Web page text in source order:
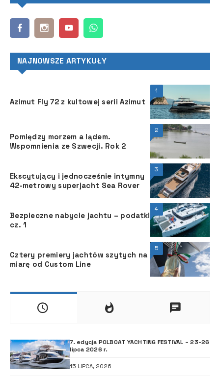
NAJNOWSZE ARTYKUŁY
1
Azimut Fly 72 z kultowej serii Azimut
2
Pomiędzy morzem a lądem.
Wspomnienia ze Szwecji. Rok 2
3
Ekscytujący i jednocześnie intymny
42-metrowy superjacht Sea Rover
4
Bezpieczne nabycie jachtu – podatki
cz. 1
5
Cztery premiery jachtów szytych na
miarę od Custom Line
7. edycja POLBOAT YACHTING FESTIVAL – 23-26
lipca 2026 r.
15 LIPCA, 2026